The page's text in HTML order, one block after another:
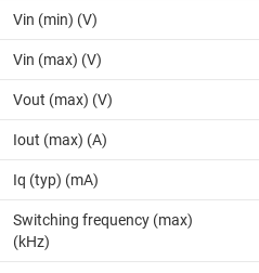
Vin (min) (V)
Vin (max) (V)
Vout (max) (V)
Iout (max) (A)
Iq (typ) (mA)
Switching frequency (max)
(kHz)